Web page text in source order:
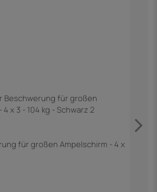
für großen Ampelschirm - 4 x